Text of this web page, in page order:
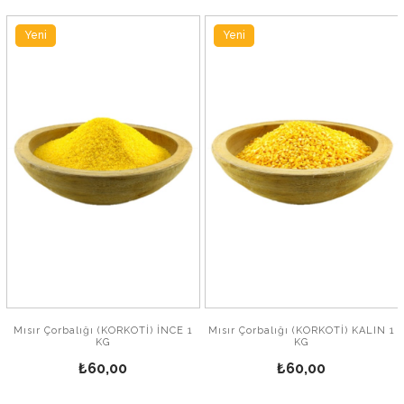
Mısır Çorbalığı (KORKOTİ) İNCE 1
KG
₺60,00
Yeni
Mısır Çorbalığı (KORKOTİ) KALIN 1
KG
₺60,00
Yeni